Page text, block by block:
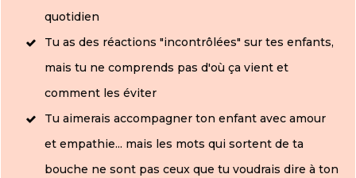
quotidien
Tu as des réactions "incontrôlées" sur tes enfants,
mais tu ne comprends pas d'où ça vient et
comment les éviter
Tu aimerais accompagner ton enfant avec amour
et empathie... mais les mots qui sortent de ta
bouche ne sont pas ceux que tu voudrais dire à ton